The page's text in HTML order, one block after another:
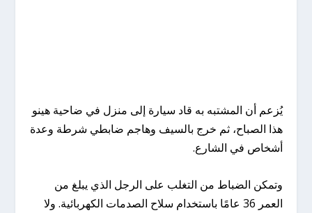
يُزعم أن المشتبه به قاد سيارة إلى منزل في ضاحية هينو
هذا الصباح، ثم خرج بالسيف وهاجم ضابطي شرطة وعدة
أشخاص في الشارع.
وتمكن الضباط من التغلب على الرجل الذي يبلغ من
العمر 36 عامًا باستخدام سلاح الصدمات الكهربائية. ولا